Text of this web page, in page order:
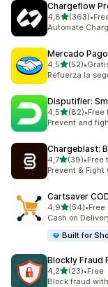
Chargeflow
4,8stelle su 5
(363)
363 recensioni
•
Automate
Mercado
4,5stelle su 5
(52)
52 recensioni
•
Refuerza la
Disputifier:
4,5stelle su 5
(82)
82 recensioni
•Free
Prevent and
Chargeblast:
4,7stelle su 5
(39)
39 recensioni
•Free
Prevent &
Cartsaver
4,9stelle su 5
(54)
54 recensioni
•Free
Cash on
Built for
Blockly Fraud
4,2stelle su 5
(23)
23 recensioni
•Free
Block fraud